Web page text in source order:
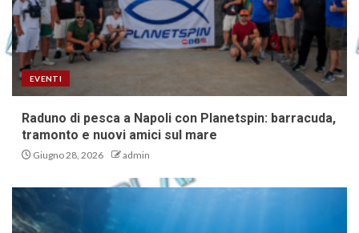
EVENTI
Raduno di pesca a Napoli con Planetspin: barracuda,
tramonto e nuovi amici sul mare
Giugno 28, 2026 admin